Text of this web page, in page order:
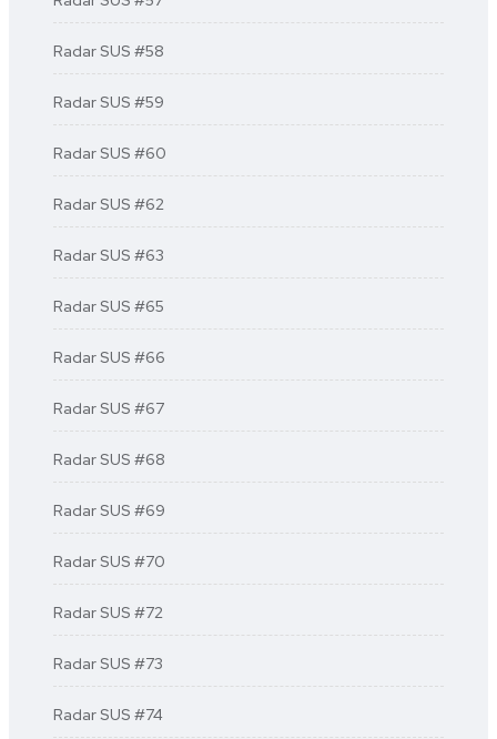
Radar SUS #58
Radar SUS #59
Radar SUS #60
Radar SUS #62
Radar SUS #63
Radar SUS #65
Radar SUS #66
Radar SUS #67
Radar SUS #68
Radar SUS #69
Radar SUS #70
Radar SUS #72
Radar SUS #73
Radar SUS #74